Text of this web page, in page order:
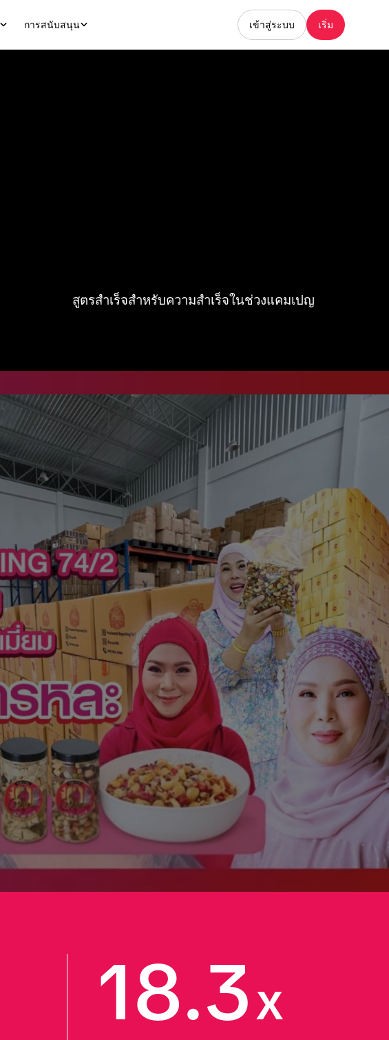
การสนับสนุน เข้าสู่ระบบ เริ่ม
สูตรสำเร็จสำหรับความสำเร็จในช่วงแคมเปญ
18.3x